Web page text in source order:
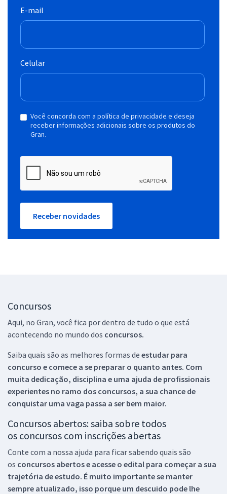
E-mail
Celular
Você concorda com a política de privacidade e deseja
receber informações adicionais sobre os produtos do
Gran.
Receber novidades
Concursos
Aqui, no Gran, você fica por dentro de tudo o que está
acontecendo no mundo dos concursos.
Saiba quais são as melhores formas de estudar para
concurso e comece a se preparar o quanto antes. Com
muita dedicação, disciplina e uma ajuda de profissionais
experientes no ramo dos concursos, a sua chance de
conquistar uma vaga passa a ser bem maior.
Concursos abertos: saiba sobre todos
os concursos com inscrições abertas
Conte com a nossa ajuda para ficar sabendo quais são
os concursos abertos e acesse o edital para começar a sua
trajetória de estudo. É muito importante se manter
sempre atualizado, isso porque um descuido pode lhe